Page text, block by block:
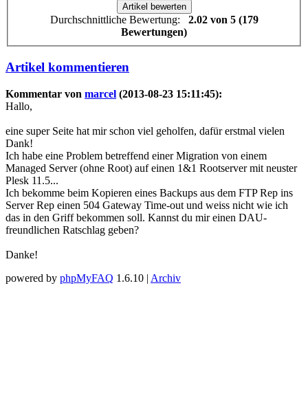
Durchschnittliche Bewertung: 2.02 von 5 (179
Bewertungen)
Artikel kommentieren
Kommentar von marcel (2013-08-23 15:11:45):
Hallo,
eine super Seite hat mir schon viel geholfen, dafür erstmal vielen
Dank!
Ich habe eine Problem betreffend einer Migration von einem
Managed Server (ohne Root) auf einen 1&1 Rootserver mit neuster
Plesk 11.5...
Ich bekomme beim Kopieren eines Backups aus dem FTP Rep ins
Server Rep einen 504 Gateway Time-out und weiss nicht wie ich
das in den Griff bekommen soll. Kannst du mir einen DAU-
freundlichen Ratschlag geben?
Danke!
powered by phpMyFAQ 1.6.10 | Archiv